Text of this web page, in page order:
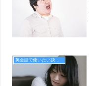
英会話で使いたい決め台詞